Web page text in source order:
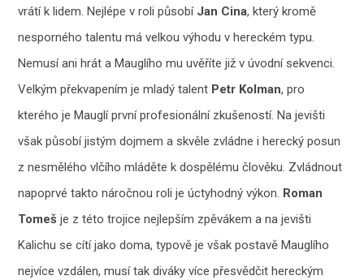
vrátí k lidem. Nejlépe v roli působíJan Cina, který kromě
nesporného talentu má velkou výhodu v hereckém typu.
Nemusí ani hrát a Mauglího mu uvěříte již v úvodní sekvenci.
Velkým překvapením je mladý talent Petr Kolman, pro
kterého je Mauglí první profesionální zkušeností. Na jevišti
však působí jistým dojmem a skvěle zvládne i herecký posun
z nesmělého vlčího mláděte k dospělému člověku. Zvládnout
napoprvé takto náročnou roli je úctyhodný výkon. Roman
Tomeš je z této trojice nejlepším zpěvákem a na jevišti
Kalichu se cítí jako doma, typově je však postavě Mauglího
nejvíce vzdálen, musí tak diváky více přesvědčit hereckým